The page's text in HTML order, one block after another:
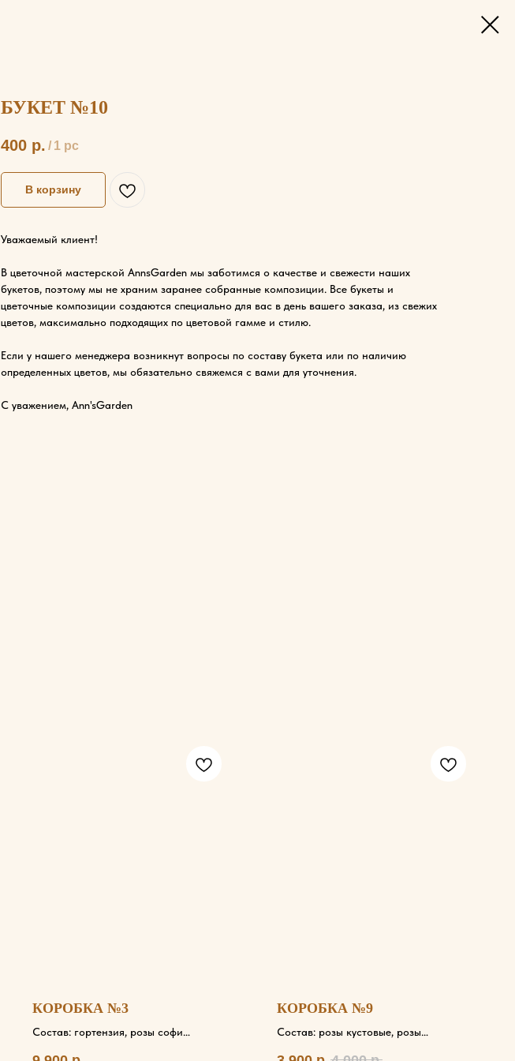
БУКЕТ №10
400 р. / 1 pc
В корзину
Уважаемый клиент!
В цветочной мастерской AnnsGarden мы заботимся о качестве и свежести наших
букетов, поэтому мы не храним заранее собранные композиции. Все букеты и
цветочные композиции создаются специально для вас в день вашего заказа, из свежих
цветов, максимально подходящих по цветовой гамме и стилю.
Если у нашего менеджера возникнут вопросы по составу букета или по наличию
определенных цветов, мы обязательно свяжемся с вами для уточнения.
С уважением, Ann'sGarden
КОРОБКА №3
Состав: гортензия, розы софи
КОРОБКА №9
Состав: розы кустовые, розы